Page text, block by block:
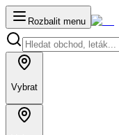
Rozbalit menu
Vybrat